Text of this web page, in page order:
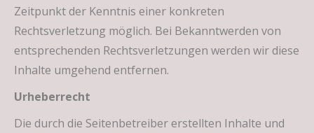
Zeitpunkt der Kenntnis einer konkreten
Rechtsverletzung möglich. Bei Bekanntwerden von
entsprechenden Rechtsverletzungen werden wir diese
Inhalte umgehend entfernen.
Urheberrecht
Die durch die Seitenbetreiber erstellten Inhalte und